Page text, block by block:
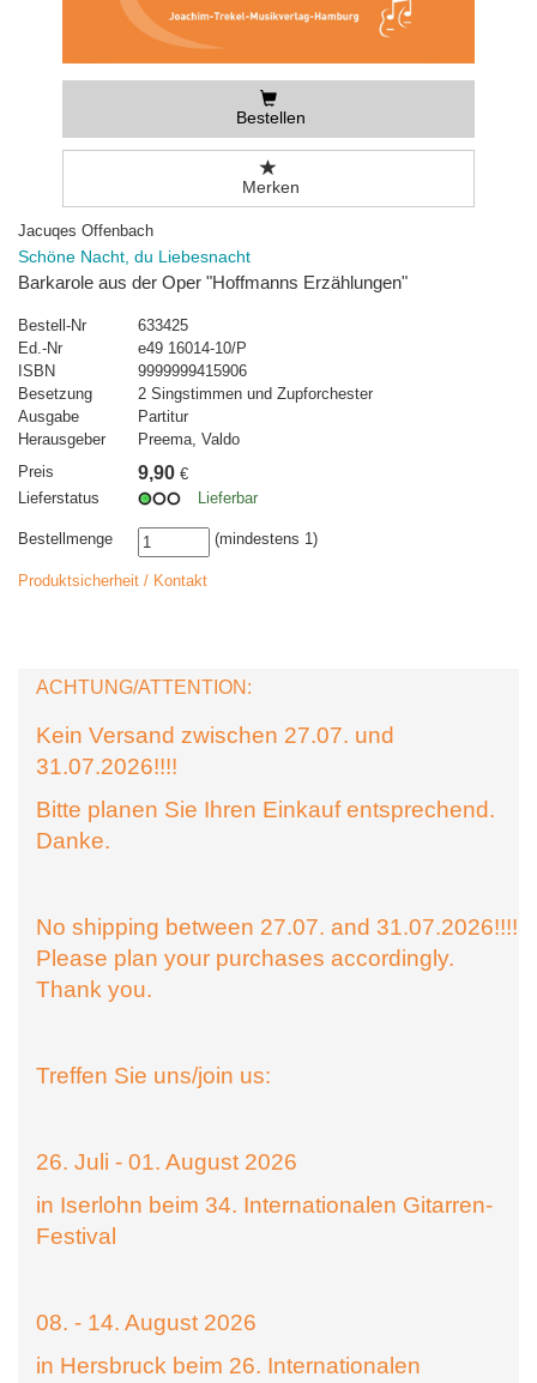
Bestellen
Merken
Jacuqes Offenbach
Schöne Nacht, du Liebesnacht
Barkarole aus der Oper "Hoffmanns Erzählungen"
Bestell-Nr
633425
Ed.-Nr
e49 16014-10/P
ISBN
9999999415906
Besetzung
2 Singstimmen und Zupforchester
Ausgabe
Partitur
Herausgeber
Preema, Valdo
Preis
9,90 €
Lieferstatus
Lieferbar
Bestellmenge (mindestens 1)
Produktsicherheit / Kontakt
ACHTUNG/ATTENTION:
Kein Versand zwischen 27.07. und
31.07.2026!!!!
Bitte planen Sie Ihren Einkauf entsprechend.
Danke.
No shipping between 27.07. and 31.07.2026!!!!
Please plan your purchases accordingly.
Thank you.
Treffen Sie uns/join us:
26. Juli - 01. August 2026
in Iserlohn beim 34. Internationalen Gitarren-
Festival
08. - 14. August 2026
in Hersbruck beim 26. Internationalen